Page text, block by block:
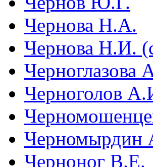
Чернова Н.А.
Чернова Н.И.
Черноглазова
Черноголов
Черномырдин
Черноног В.Е.